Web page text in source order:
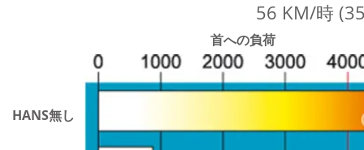
56 KM/時
首への負荷
HANS無し